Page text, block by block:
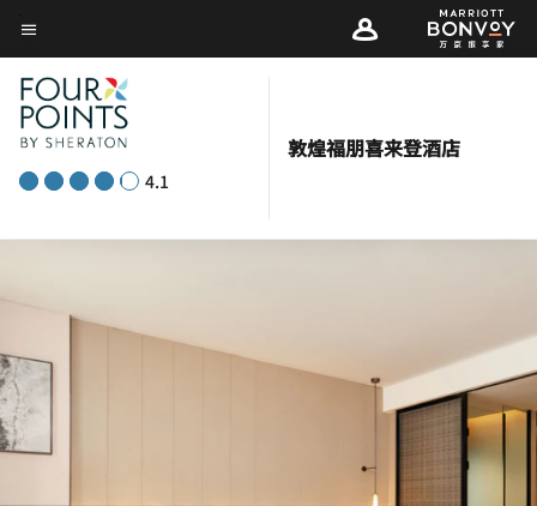
Skip
to
main
content
菜单文本
4.1
敦煌福朋喜来登酒店